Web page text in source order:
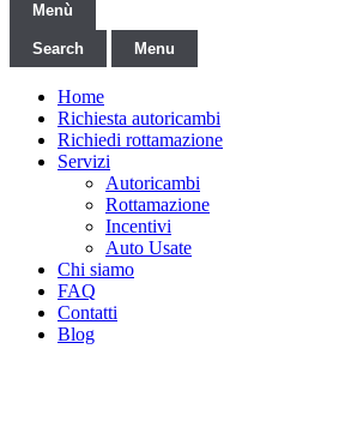
Menù
Search Menu
Home
Richiesta autoricambi
Richiedi rottamazione
Servizi
Autoricambi
Rottamazione
Incentivi
Auto Usate
Chi siamo
FAQ
Contatti
Blog